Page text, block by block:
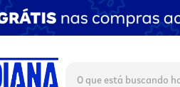
TERMOS MAIS BUSCADOS